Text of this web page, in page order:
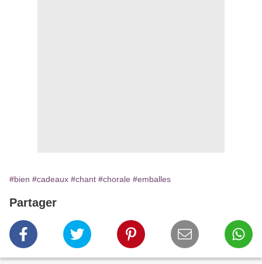
#bien #cadeaux #chant #chorale #emballes
Partager